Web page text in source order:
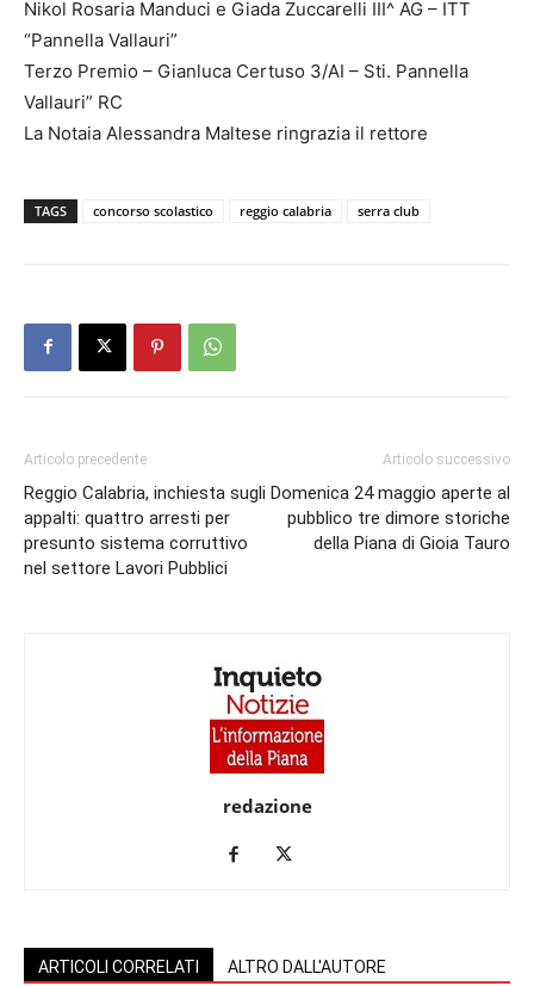
Nikol Rosaria Manduci e Giada Zuccarelli III^ AG – ITT
“Pannella Vallauri”
Terzo Premio – Gianluca Certuso 3/AI – Sti. Pannella
Vallauri” RC
La Notaia Alessandra Maltese ringrazia il rettore
TAGS concorso scolastico reggio calabria serra club
Articolo precedente
Reggio Calabria, inchiesta sugli
appalti: quattro arresti per
presunto sistema corruttivo
nel settore Lavori Pubblici
Articolo successivo
Domenica 24 maggio aperte al
pubblico tre dimore storiche
della Piana di Gioia Tauro
redazione
ARTICOLI CORRELATI ALTRO DALL'AUTORE